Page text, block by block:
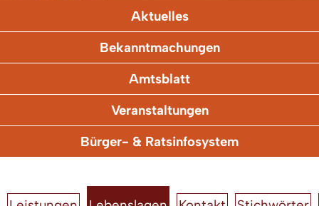
Aktuelles
Bekanntmachungen
Amtsblatt
Veranstaltungen
Bürger- & Ratsinfosystem